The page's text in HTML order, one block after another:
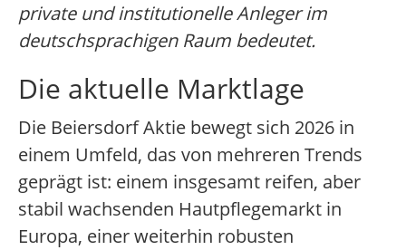
private und institutionelle Anleger im
deutschsprachigen Raum bedeutet.
Die aktuelle Marktlage
Die Beiersdorf Aktie bewegt sich 2026 in
einem Umfeld, das von mehreren Trends
geprägt ist: einem insgesamt reifen, aber
stabil wachsenden Hautpflegemarkt in
Europa, einer weiterhin robusten